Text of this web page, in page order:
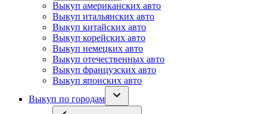
Выкуп американских авто
Выкуп итальянских авто
Выкуп китайских авто
Выкуп корейских авто
Выкуп немецких авто
Выкуп отечественных авто
Выкуп французских авто
Выкуп японских авто
Выкуп по городам